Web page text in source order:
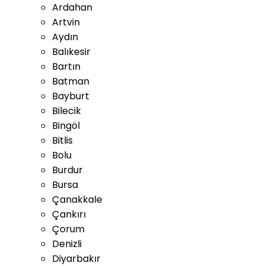
Ardahan
Artvin
Aydın
Balıkesir
Bartın
Batman
Bayburt
Bilecik
Bingöl
Bitlis
Bolu
Burdur
Bursa
Çanakkale
Çankırı
Çorum
Denizli
Diyarbakır